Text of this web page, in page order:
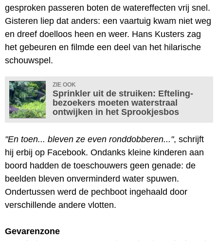
gesproken passeren boten de watereffecten vrij snel.
Gisteren liep dat anders: een vaartuig kwam niet weg
en dreef doelloos heen en weer. Hans Kusters zag
het gebeuren en filmde een deel van het hilarische
schouwspel.
ZIE OOK
Sprinkler uit de struiken: Efteling-
bezoekers moeten waterstraal
ontwijken in het Sprookjesbos
"En toen... bleven ze even ronddobberen...", schrijft
hij erbij op Facebook. Ondanks kleine kinderen aan
boord hadden de toeschouwers geen genade: de
beelden bleven onverminderd water spuwen.
Ondertussen werd de pechboot ingehaald door
verschillende andere vlotten.
Gevarenzone